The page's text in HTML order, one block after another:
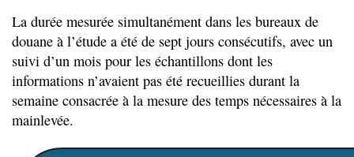
La durée mesurée simultanément dans les bureaux de
douane à l’étude a été de sept jours consécutifs, avec un
suivi d’un mois pour les échantillons dont les
informations n’avaient pas été recueillies durant la
semaine consacrée à la mesure des temps nécessaires à la
mainlevée.